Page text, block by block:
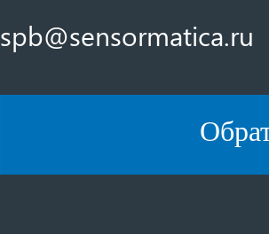
spb@sensormatica.ru